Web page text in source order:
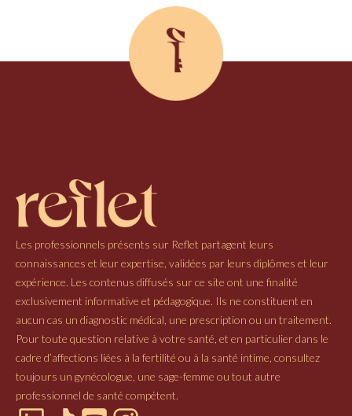
Les professionnels présents sur Reflet partagent leurs
connaissances et leur expertise, validées par leurs diplômes et leur
expérience. Les contenus diffusés sur ce site ont une finalité
exclusivement informative et pédagogique. Ils ne constituent en
aucun cas un diagnostic médical, une prescription ou un traitement.
Pour toute question relative à votre santé, et en particulier dans le
cadre d’affections liées à la fertilité ou à la santé intime, consultez
toujours un gynécologue, une sage-femme ou tout autre
professionnel de santé compétent.